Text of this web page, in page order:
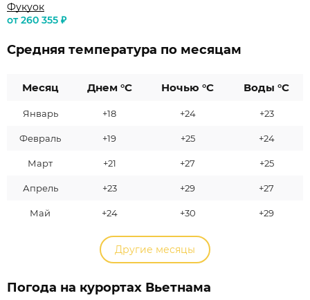
Фукуок
от 260 355 ₽
Средняя температура по месяцам
Месяц Днем °C Ночью °C Воды °C
Январь +18 +24 +23
Февраль +19 +25 +24
Март +21 +27 +25
Апрель +23 +29 +27
Май +24 +30 +29
Другие месяцы
Погода на курортах Вьетнама